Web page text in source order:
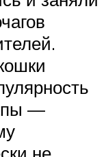
—
не